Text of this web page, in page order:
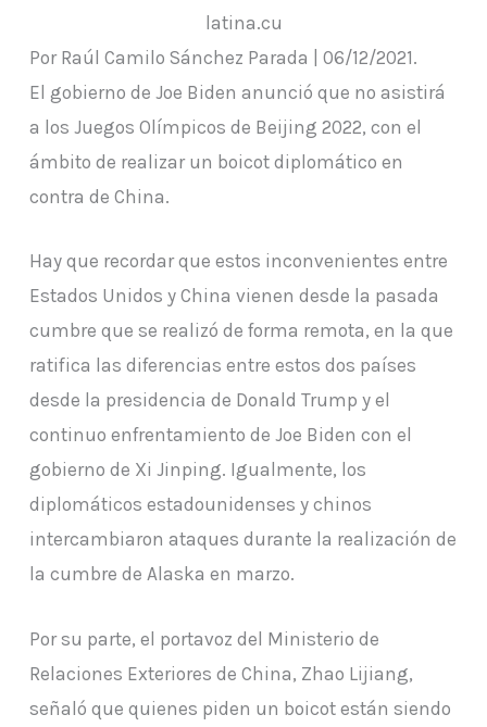
latina.cu
Por Raúl Camilo Sánchez Parada | 06/12/2021.
El gobierno de Joe Biden anunció que no asistirá
a los Juegos Olímpicos de Beijing 2022, con el
ámbito de realizar un boicot diplomático en
contra de China.
Hay que recordar que estos inconvenientes entre
Estados Unidos y China vienen desde la pasada
cumbre que se realizó de forma remota, en la que
ratifica las diferencias entre estos dos países
desde la presidencia de Donald Trump y el
continuo enfrentamiento de Joe Biden con el
gobierno de Xi Jinping. Igualmente, los
diplomáticos estadounidenses y chinos
intercambiaron ataques durante la realización de
la cumbre de Alaska en marzo.
Por su parte, el portavoz del Ministerio de
Relaciones Exteriores de China, Zhao Lijiang,
señaló que quienes piden un boicot están siendo